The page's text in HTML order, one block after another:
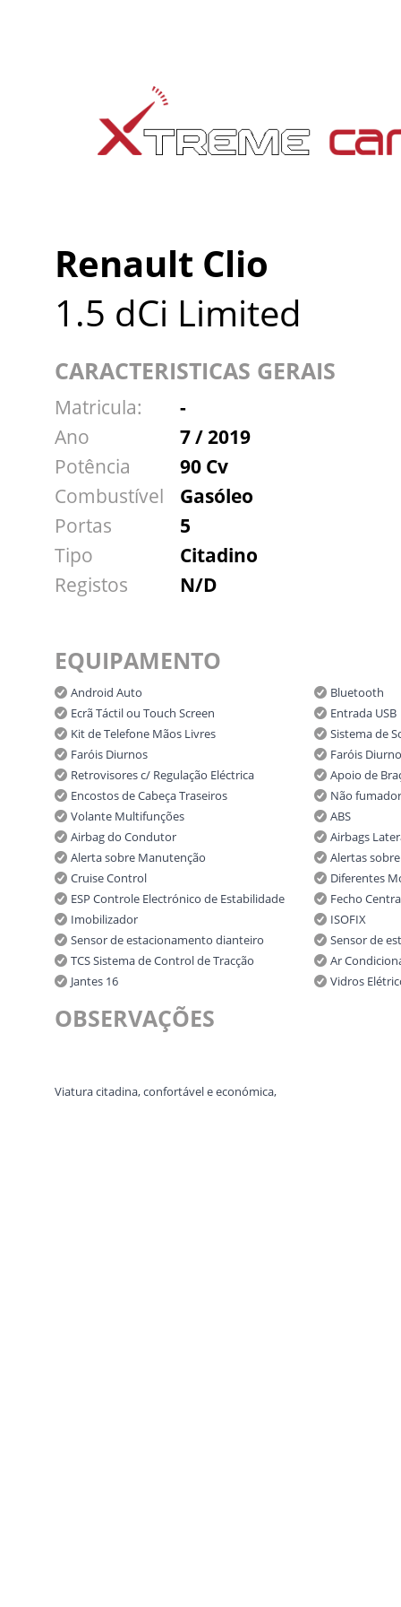
Renault Clio
1.5 dCi Limited
CARACTERISTICAS GERAIS
Matricula:
-
Ano
7 / 2019
Potência
90 Cv
Combustível
Gasóleo
Portas
5
Tipo
Citadino
Registos
N/D
EQUIPAMENTO
Android Auto
Bluetooth
Ecrã Táctil ou Touch Screen
Entrada USB
Kit de Telefone Mãos Livres
Sistema de
Faróis Diurnos
Faróis
Retrovisores c/ Regulação Eléctrica
Apoio de
Encostos de Cabeça Traseiros
Não fumador
Volante Multifunções
ABS
Airbag do Condutor
Airbags
Alerta sobre Manutenção
Alertas
Cruise Control
Diferentes
ESP Controle Electrónico de Estabilidade
Fecho
Imobilizador
ISOFIX
Sensor de estacionamento dianteiro
Sensor de
TCS Sistema de Control de Tracção
Ar
Jantes 16
Vidros
OBSERVAÇÕES
Viatura citadina, confortável e económica,